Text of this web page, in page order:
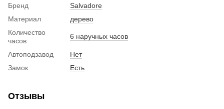
Бренд
Salvadore
Материал
дерево
Количество
часов
6 наручных часов
Автоподзавод
Нет
Замок
Есть
Отзывы